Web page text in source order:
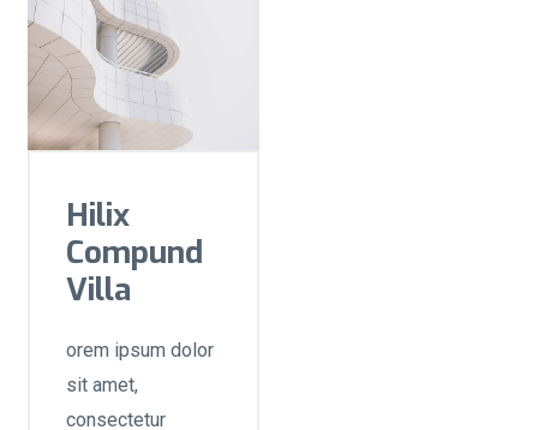
Hilix
Compund
Villa
orem ipsum dolor
sit amet,
consectetur